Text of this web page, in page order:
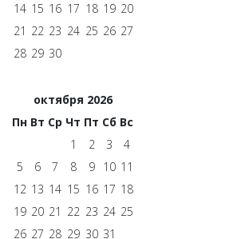
14 15 16 17 18 19 20
21 22 23 24 25 26 27
28 29 30
октября 2026
Пн Вт Ср Чт Пт Сб Вс
1
2 3
4
5
6 7 8 9 10 11
12 13 14 15 16 17 18
19 20 21 22 23 24 25
26 27 28 29 30 31